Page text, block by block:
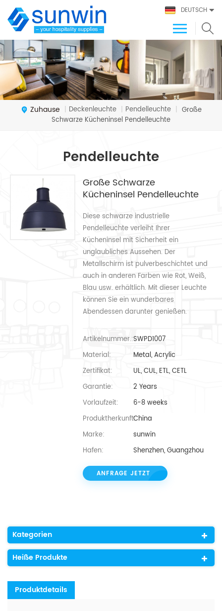
DEUTSCH
Zuhause | Deckenleuchte | Pendelleuchte | Große
Schwarze Kücheninsel Pendelleuchte
Pendelleuchte
Große Schwarze
Kücheninsel Pendelleuchte
Diese schwarze industrielle
Pendelleuchte verleiht Ihrer
Kücheninsel mit Sicherheit ein
unglaubliches Aussehen. Der
Metallschirm ist pulverbeschichtet und
auch in anderen Farben wie Rot, Weiß,
Blau usw. erhältlich. Mit dieser Leuchte
können Sie ein wunderbares
Abendessen darunter genießen.
Artikelnummer.:SWPD1007
Material:
Metal, Acrylic
Zertifikat:
UL, CUL, ETL, CETL
Garantie:
2 Years
Vorlaufzeit:
6-8 weeks
Produktherkunft:China
Marke:
sunwin
Hafen:
Shenzhen, Guangzhou
ANFRAGE JETZT
Kategorien
Heiße Produkte
Produktdetails